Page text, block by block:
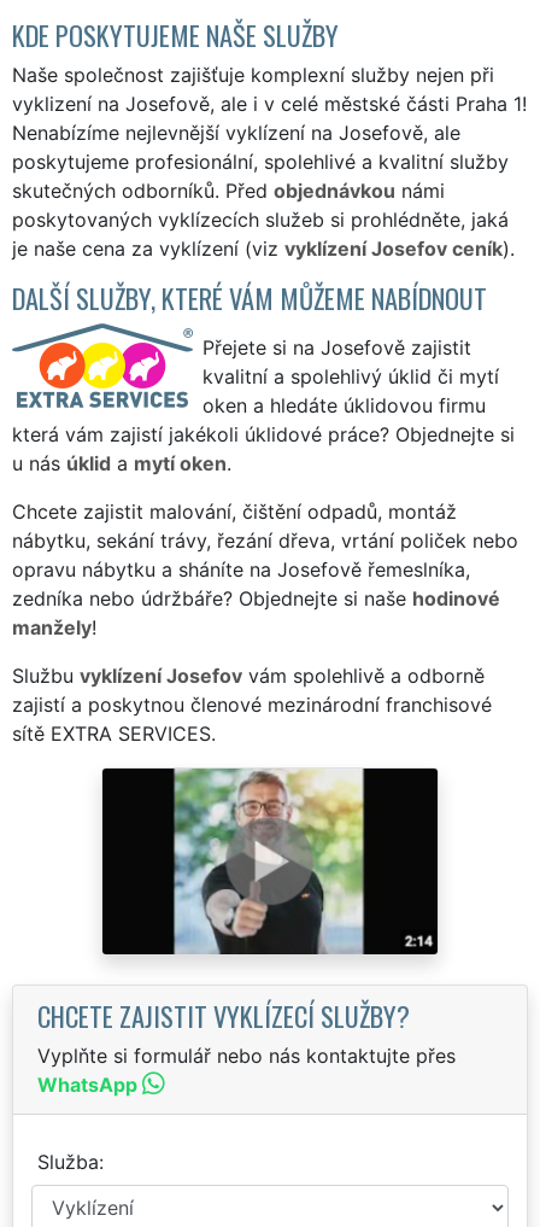
KDE POSKYTUJEME NAŠE SLUŽBY
Naše společnost zajišťuje komplexní služby nejen při
vyklizení na Josefově, ale i v celé městské části Praha 1!
Nenabízíme nejlevnější vyklízení na Josefově, ale
poskytujeme profesionální, spolehlivé a kvalitní služby
skutečných odborníků. Před objednávkou námi
poskytovaných vyklízecích služeb si prohlédněte, jaká
je naše cena za vyklízení (viz vyklízení Josefov ceník).
DALŠÍ SLUŽBY, KTERÉ VÁM MŮŽEME NABÍDNOUT
Přejete si na Josefově zajistit
kvalitní a spolehlivý úklid či mytí
oken a hledáte úklidovou firmu
která vám zajistí jakékoli úklidové práce? Objednejte si
u nás úklid a mytí oken.
Chcete zajistit malování, čištění odpadů, montáž
nábytku, sekání trávy, řezání dřeva, vrtání poliček nebo
opravu nábytku a sháníte na Josefově řemeslníka,
zedníka nebo údržbáře? Objednejte si naše hodinové
manžely!
Službu vyklízení Josefov vám spolehlivě a odborně
zajistí a poskytnou členové mezinárodní franchisové
sítě EXTRA SERVICES.
CHCETE ZAJISTIT VYKLÍZECÍ SLUŽBY?
Vyplňte si formulář nebo nás kontaktujte přes
WhatsApp
Služba